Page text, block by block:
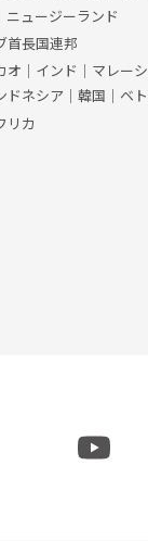
ニュージーランド
首長国連邦
オ ｜ インド ｜ マレー
ドネシア ｜ 韓国 ｜ ベ
リカ